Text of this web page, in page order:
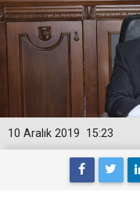
15:23
10 Aralık 2019